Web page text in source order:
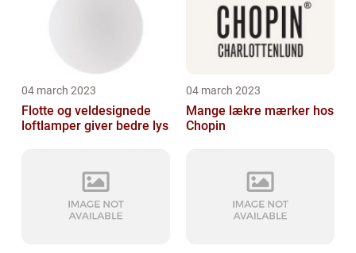
04 march 2023
Flotte og veldesignede
loftlamper giver bedre lys
04 march 2023
Mange lækre mærker hos
Chopin